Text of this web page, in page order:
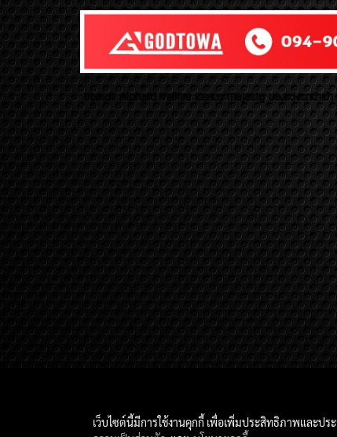
ของเเต่ง Alphard Vellfire Lexus Majesty ของเเต่งรถนำเ
เว็บไซต์นี้มีการใช้งานคุกกี้ เพื่อเพิ่มประสิทธิภาพและป